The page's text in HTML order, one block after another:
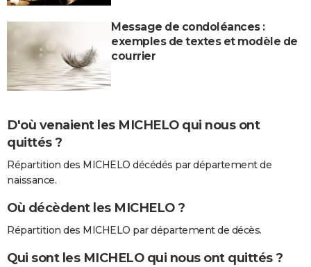
Message de condoléances :
exemples de textes et modèle de
courrier
D'où venaient les MICHELO qui nous ont
quittés ?
Répartition des MICHELO décédés par département de
naissance.
Où décèdent les MICHELO ?
Répartition des MICHELO par département de décès.
Qui sont les MICHELO qui nous ont quittés ?